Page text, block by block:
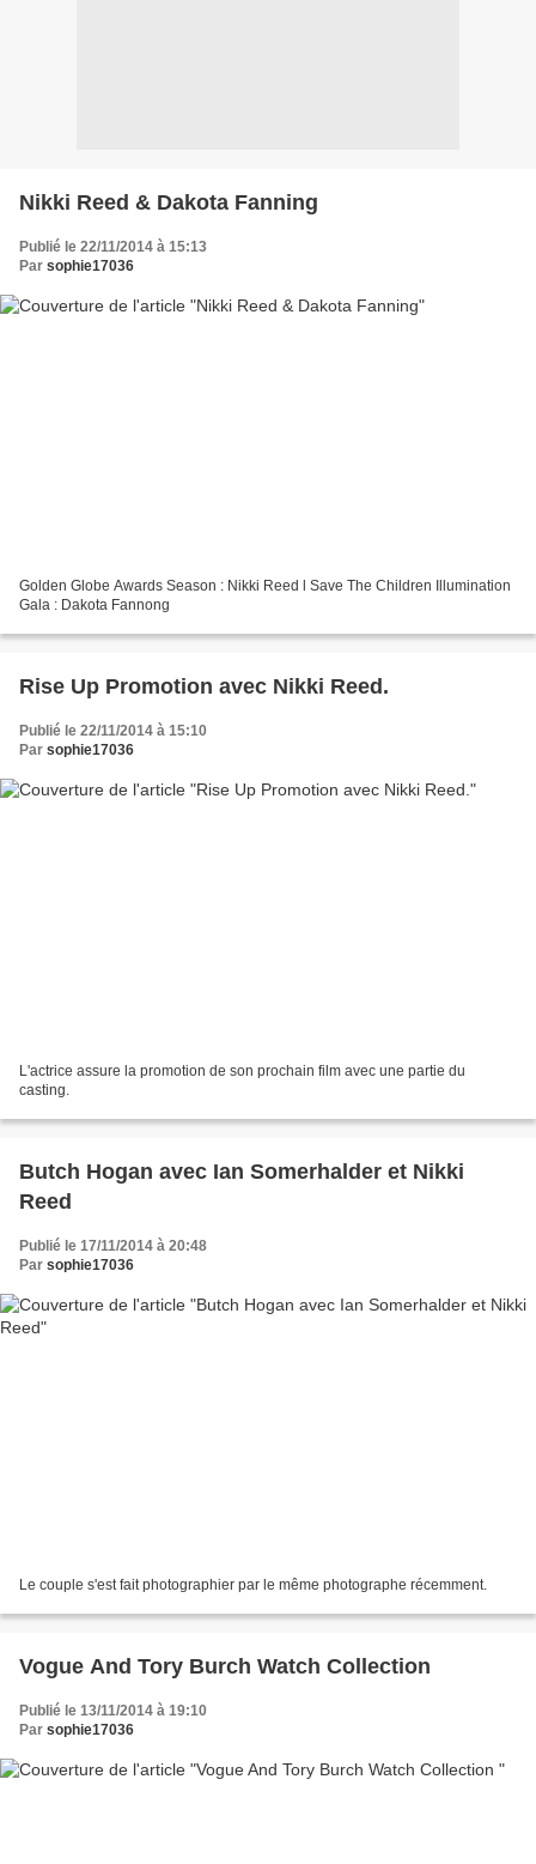
Nikki Reed & Dakota Fanning
Publié le 22/11/2014 à 15:13
Par sophie17036
Golden Globe Awards Season : Nikki Reed l Save The Children Illumination
Gala : Dakota Fannong
Rise Up Promotion avec Nikki Reed.
Publié le 22/11/2014 à 15:10
Par sophie17036
L'actrice assure la promotion de son prochain film avec une partie du
casting.
Butch Hogan avec Ian Somerhalder et Nikki
Reed
Publié le 17/11/2014 à 20:48
Par sophie17036
Le couple s'est fait photographier par le même photographe récemment.
Vogue And Tory Burch Watch Collection
Publié le 13/11/2014 à 19:10
Par sophie17036